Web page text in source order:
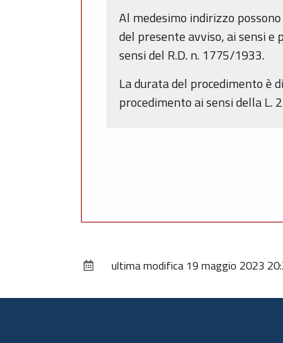
Al medesimo indirizzo
del presente avviso, ai sensi
sensi del R.D. n. 1775/1933.
La durata del procedimento è
procedimento ai sensi della L.
ultima modifica 19 maggio 2023